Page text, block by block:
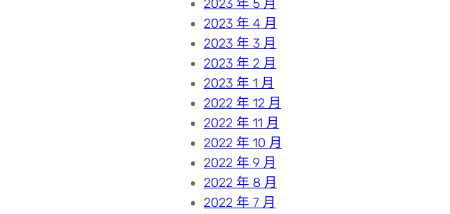
2023 年 5 月
2023 年 4 月
2023 年 3 月
2023 年 2 月
2023 年 1 月
2022 年 12 月
2022 年 11 月
2022 年 10 月
2022 年 9 月
2022 年 8 月
2022 年 7 月